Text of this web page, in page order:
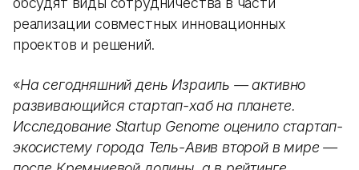
реализации совместных инновационных
проектов и решений.
«На сегодняшний день Израиль — активно
развивающийся стартап-хаб на планете.
Исследование Startup Genome оценило стартап-
экосистему города Тель-Авив второй в мире —